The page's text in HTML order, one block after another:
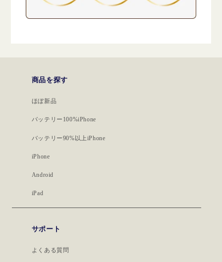
商品を探す
ほぼ新品
バッテリー100%iPhone
バッテリー90%以上iPhone
iPhone
Android
iPad
サポート
よくある質問